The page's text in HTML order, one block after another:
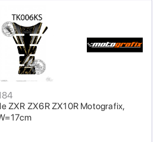
ZXR ZX6R ZX10R Motografix,